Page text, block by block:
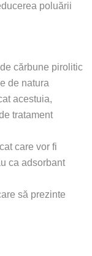
poluării
cărbune pirolitic
de natura
acestuia,
tratament
care vor fi
ca adsorbant
să prezinte